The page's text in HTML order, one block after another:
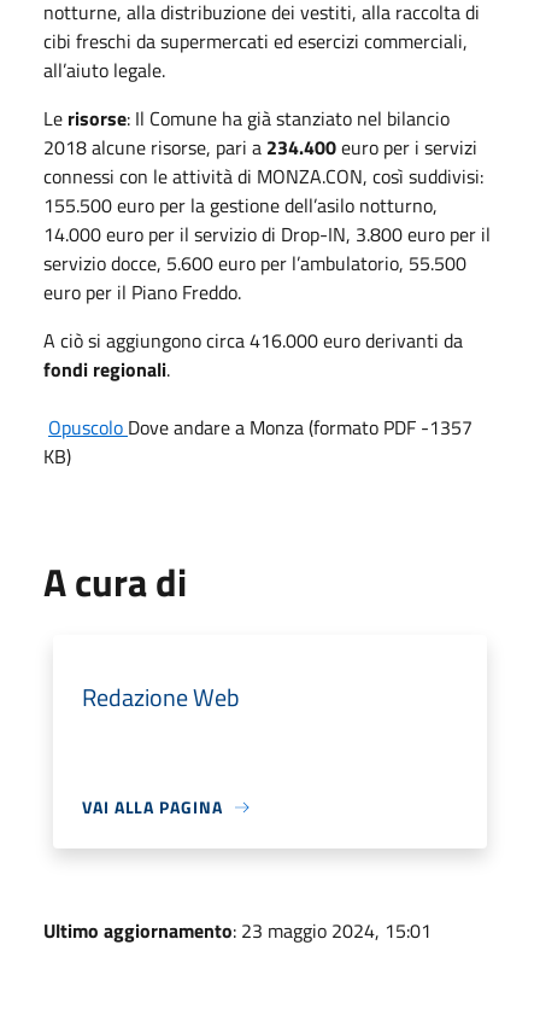
notturne, alla distribuzione dei vestiti, alla raccolta di
cibi freschi da supermercati ed esercizi commerciali,
all’aiuto legale.
Le risorse: Il Comune ha già stanziato nel bilancio
2018 alcune risorse, pari a 234.400euro per i servizi
connessi con le attività di MONZA.CON, così suddivisi:
155.500 euro per la gestione dell’asilo notturno,
14.000 euro per il servizio di Drop-IN, 3.800 euro per il
servizio docce, 5.600 euro per l’ambulatorio, 55.500
euro per il Piano Freddo.
A ciò si aggiungono circa 416.000 euro derivanti da
fondi regionali.
Opuscolo Dove andare a Monza (formato PDF -1357
KB)
A cura di
Redazione Web
VAI ALLA PAGINA
Ultimo aggiornamento: 23 maggio 2024, 15:01